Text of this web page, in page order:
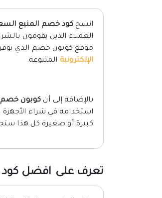
انسخ كود خصم المنيع
العملاء الذين يقومون
موقع كوبون خصم الذي يوفر
الإلكترونية المتنوعة.
بالإضافة إلى أن كوبون خصم
استخدامه في شراء الأجهزة
كبيرة أو صغيرة كل هذا
تعرف على افضل كود